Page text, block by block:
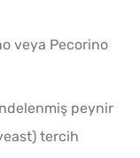
veya Pecorino
peynir
tercih